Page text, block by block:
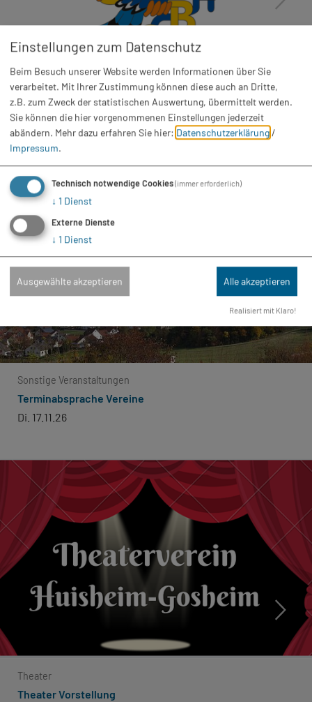
Fasching
CCBH Faschingseröffnung
Sa. 14.11.26
Sonstige Veranstaltungen
Terminabsprache Vereine
Di. 17.11.26
Theater
Theater Vorstellung
Einstellungen zum Datenschutz
Beim Besuch unserer Website werden Informationen über Sie
verarbeitet. Mit Ihrer Zustimmung können diese auch an Dritte,
z.B. zum Zweck der statistischen Auswertung, übermittelt werden.
Sie können die hier vorgenommenen Einstellungen jederzeit
abändern. Mehr dazu erfahren Sie hier: Datenschutzerklärung/
Impressum.
Technisch notwendige Cookies(immer erforderlich)
↓ 1 Dienst
Externe Dienste
↓ 1 Dienst
Ausgewählte akzeptieren Alle akzeptieren
Realisiert mit Klaro!